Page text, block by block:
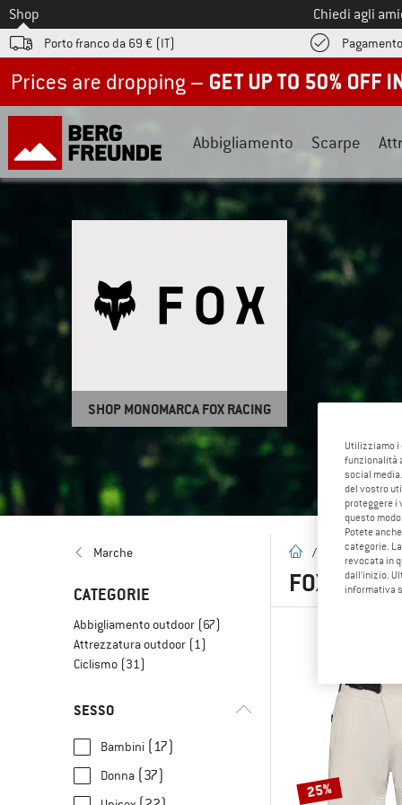
Allo
Shop Chiedi agli
Porto franco da 69 € (IT)
Abbigliamento Scarpe
SHOP MONOMARCA FOX RACING
Marche
CATEGORIE
Abbigliamento outdoor (67)
Attrezzatura outdoor (1)
Ciclismo (31)
SESSO
Bambini (17)
Donna (37)
pagina iniziale
/ Marche /
FOX
25%
Utilizziamo i
funzionalità
social
del vostro
proteggere i
questo modo.
Potete
categorie.
revocata in
dall'inizio.
informativa